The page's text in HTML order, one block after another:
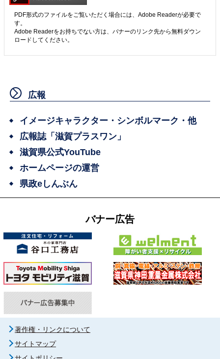
PDF形式のファイルをご覧いただく場合には、Adobe Readerが必要で
す。
Adobe Readerをお持ちでない方は、バナーのリンク先から無料ダウン
ロードしてください。
広報
イメージキャラクター・シンボルマーク・他
広報誌「滋賀プラスワン」
滋賀県公式YouTube
ホームページの運営
県政eしんぶん
バナー広告
著作権・リンクについて
サイトマップ